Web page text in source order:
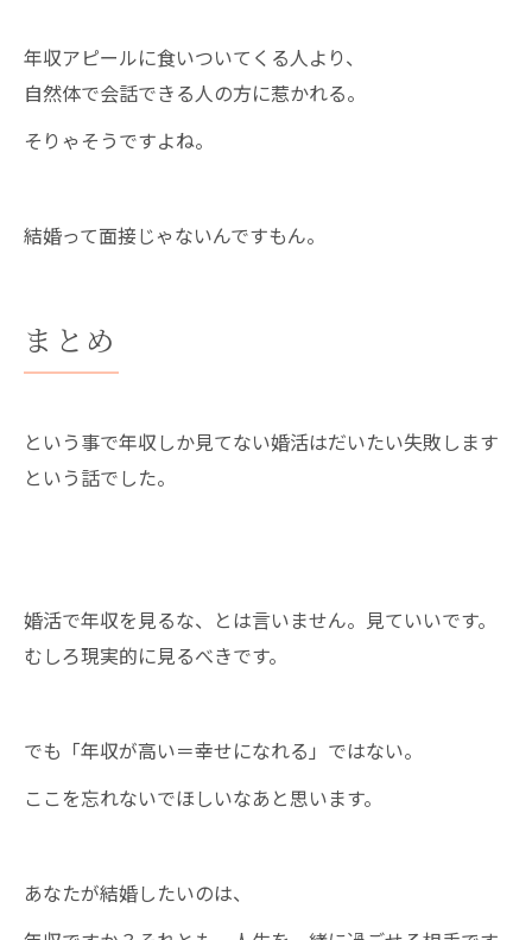
年収アピールに食いついてくる人より、
自然体で会話できる人の方に惹かれる。
そりゃそうですよね。
結婚って面接じゃないんですもん。
まとめ
という事で年収しか見てない婚活はだいたい失敗します
という話でした。
婚活で年収を見るな、とは言いません。見ていいです。
むしろ現実的に見るべきです。
でも「年収が高い＝幸せになれる」ではない。
ここを忘れないでほしいなあと思います。
あなたが結婚したいのは、